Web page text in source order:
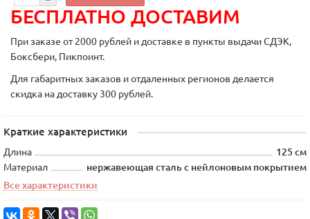
БЕСПЛАТНО ДОСТАВИМ
При заказе от 2000 рублей и доставке в пункты выдачи СДЭК,
Боксбери, Пикпоинт.
Для габаритных заказов и отдаленных регионов делается
скидка на доставку 300 рублей.
Краткие характеристики
Длина
125 см
Материал
нержавеющая сталь с нейлоновым покрытием
Все характеристики